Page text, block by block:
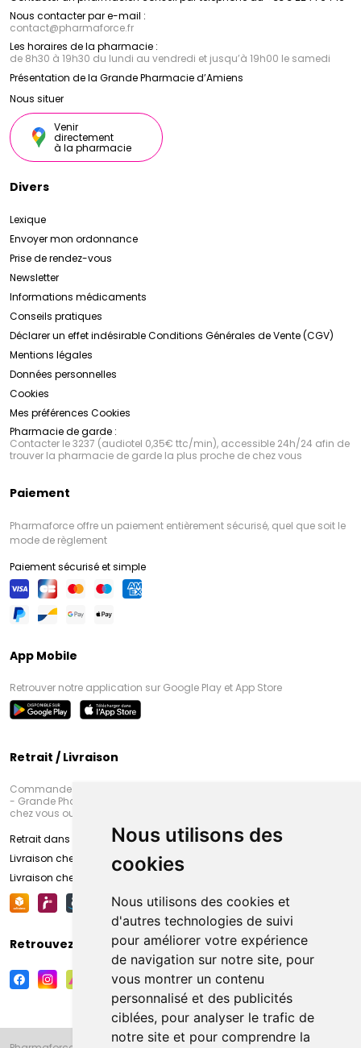
Nous utilisons des
cookies
Nous utilisons des cookies et
d'autres technologies de suivi
pour améliorer votre expérience
de navigation sur notre site, pour
vous montrer un contenu
personnalisé et des publicités
ciblées, pour analyser le trafic de
notre site et pour comprendre la
Nous contacter par e-mail :
contact@pharmaforce.fr
Les horaires de la pharmacie :
de 8h30 à 19h30 du lundi au vendredi et jusqu’à 19h00 le samedi
Présentation de la Grande Pharmacie d’Amiens
Nous situer
Venir
directement
à la pharmacie
Divers
Lexique
Envoyer mon ordonnance
Prise de rendez-vous
Newsletter
Informations médicaments
Conseils pratiques
Déclarer un effet indésirableConditions Générales de Vente (CGV)
Mentions légales
Données personnelles
Cookies
Mes préférences Cookies
Pharmacie de garde :
Contacter le 3237 (audiotel 0,35€ ttc/min), accessible 24h/24 afin de
trouver la pharmacie de garde la plus proche de chez vous
Paiement
Pharmaforce offre un paiement entièrement sécurisé, quel que soit le
mode de règlement
Paiement sécurisé et simple
App Mobile
Retrouver notre application sur Google Play et App Store
Retrait / Livraison
Commandez en ligne et venez chercher votre commande à Amiens
- Grande Pharmacie d’Amiens (Fachon) ou recevez-là rapidement
chez vous ou en point retrait
Retrait dans la pharmacie d’Amiens
Livraison chez vous
Livraison chez votre commerçant
Retrouvez-nous sur vos réseaux sociaux